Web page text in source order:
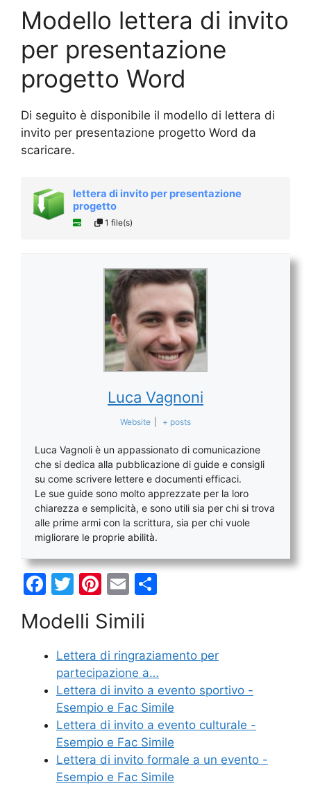
Modello lettera di invito
per presentazione
progetto Word
Di seguito è disponibile il modello di lettera di
invito per presentazione progetto Word da
scaricare.
lettera di invito per presentazione
progetto
1 file(s)
Luca Vagnoni
Website + posts
Luca Vagnoli è un appassionato di comunicazione
che si dedica alla pubblicazione di guide e consigli
su come scrivere lettere e documenti efficaci.
Le sue guide sono molto apprezzate per la loro
chiarezza e semplicità, e sono utili sia per chi si trova
alle prime armi con la scrittura, sia per chi vuole
migliorare le proprie abilità.
F
c
e
b
o
o
k
T
itt
er
Pi
er
e
st
E
ai
l
di
vi
di
Modelli Simili
Lettera di ringraziamento per
partecipazione a…
Lettera di invito a evento sportivo -
Esempio e Fac Simile
Lettera di invito a evento culturale -
Esempio e Fac Simile
Lettera di invito formale a un evento -
Esempio e Fac Simile